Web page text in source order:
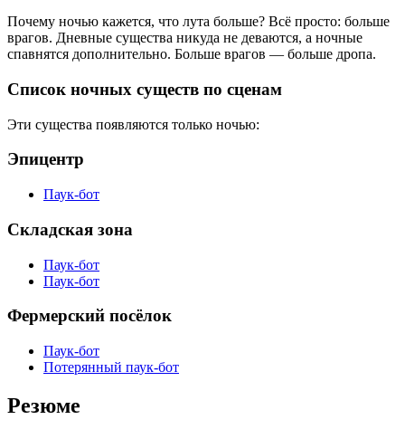
Почему ночью кажется, что лута больше? Всё просто: больше
врагов. Дневные существа никуда не деваются, а ночные
спавнятся дополнительно. Больше врагов — больше дропа.
Список ночных существ по сценам
Эти существа появляются только ночью:
Эпицентр
Паук-бот
Складская зона
Паук-бот
Паук-бот
Фермерский посёлок
Паук-бот
Потерянный паук-бот
Резюме